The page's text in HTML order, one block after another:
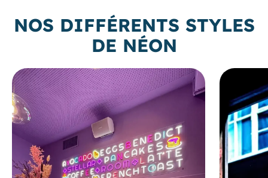
NOS DIFFÉRENTS STYLES
DE NÉON